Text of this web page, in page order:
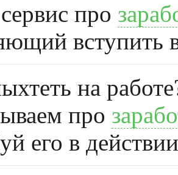
про
вступить
на
про
его в